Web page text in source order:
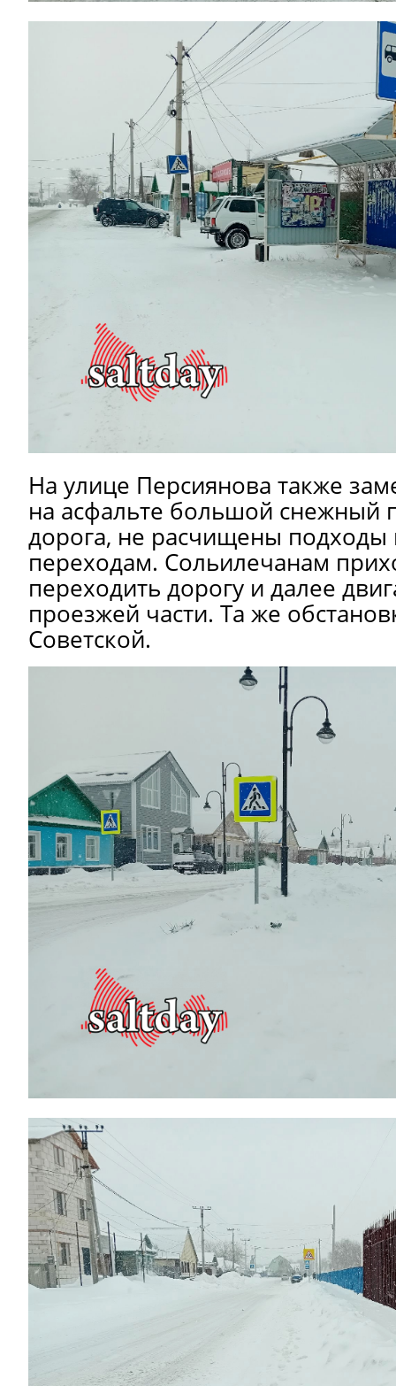
На улице Персиянова также
на асфальте большой снежный
дорога, не расчищены
переходам. Сольилечанам
переходить дорогу и далее
проезжей части. Та же
Советской.